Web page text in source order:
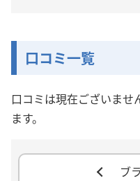
口コミ一覧
口コミは現在ございませ
ます。
ブ